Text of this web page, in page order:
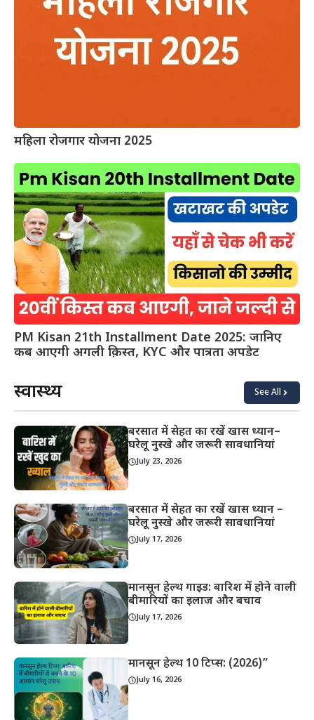
महिला रोजगार योजना 2025
PM Kisan 21th Installment Date 2025: जानिए
कब आएगी अगली क़िस्त, KYC और पात्रता अपडेट
स्वास्थ्य See All
बरसात में सेहत का रखें खास ध्यान–
घरेलू नुस्खे और जरूरी सावधानियां
July 23, 2026
बरसात में सेहत का रखें खास ध्यान –
घरेलू नुस्खे और जरूरी सावधानियां
July 17, 2026
मानसून हेल्थ गाइड: बारिश में होने वाली
बीमारियों का इलाज और बचाव
July 17, 2026
मानसून हेल्थ 10 टिप्स: (2026)”
July 16, 2026